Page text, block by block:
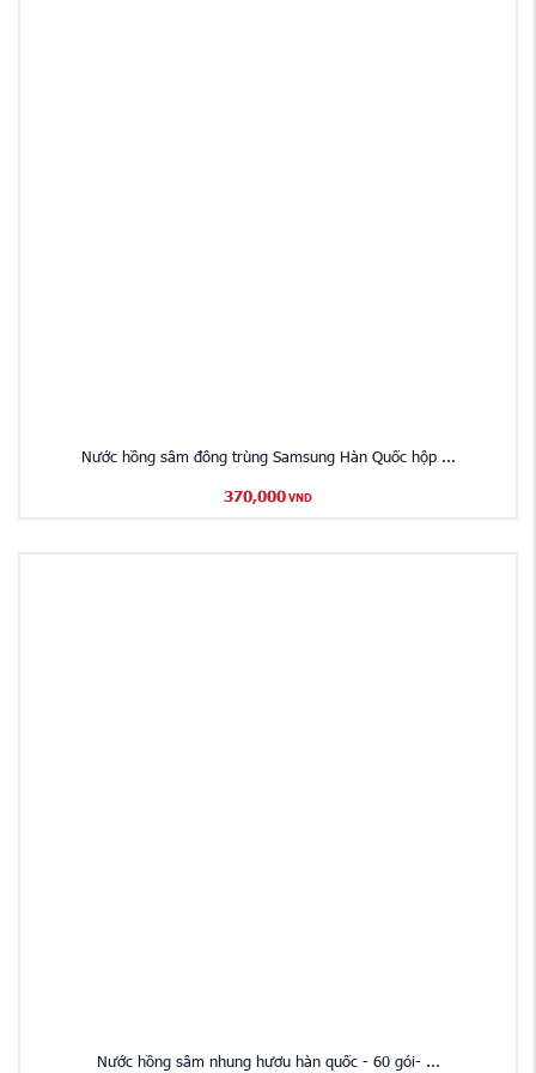
Nước hồng sâm đông trùng Samsung Hàn Quốc hộp ...
370,000 VND
Nước hồng sâm nhung hươu hàn quốc - 60 gói- ...